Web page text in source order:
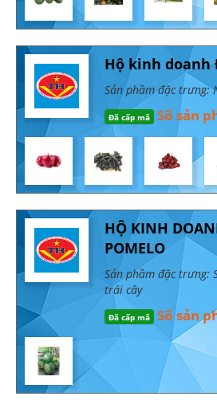
Hộ kinh doanh
Sản phầm đặc trưng:
Đã cấp mã Số sản
HỘ KINH
POMELO
Sản phầm đặc trưng:
trái cây
Đã cấp mã Số sản